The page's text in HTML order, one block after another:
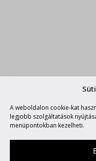
A weboldalon cookie-kat
legjobb szolgáltatások
menüpontokban kezelheti.